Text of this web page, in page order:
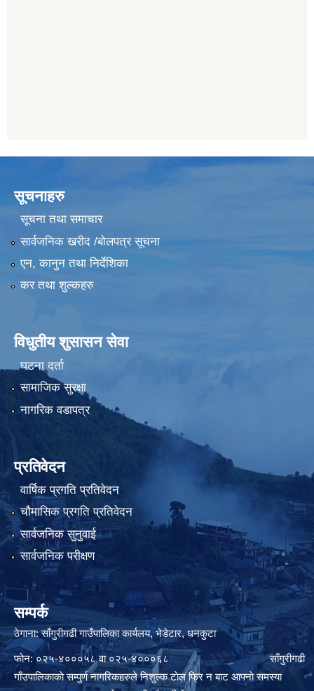
सूचनाहरु
सूचना तथा समाचार
सार्वजनिक खरीद /बोलपत्र सूचना
एन, कानुन तथा निर्देशिका
कर तथा शुल्कहरु
विधुतीय शुसासन सेवा
घटना दर्ता
सामाजिक सुरक्षा
नागरिक वडापत्र
प्रतिवेदन
वार्षिक प्रगति प्रतिवेदन
चौमासिक प्रगति प्रतिवेदन
सार्वजनिक सुनुवाई
सार्वजनिक परीक्षण
सम्पर्क
ठेगाना: साँगुरीगढी गाउँपालिका कार्यलय, भेडेटार, धनकुटा
फोन: ०२५-४०००५८ वा ०२५-४०००६८ साँगुरीगढी
गाँउपालिकाकाे सम्पुर्ण नागरिकहरुले निशुल्क टाेल फ्रि न बाट आफ्नाे समस्या